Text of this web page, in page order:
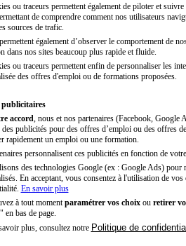
ou traceurs permettent également de piloter et
de comprendre comment nos utilisateurs
sources de trafic.
également d’observer le comportement de
dans nos sites beaucoup plus rapide et fluide.
ou traceurs permettent enfin de personnaliser les
des offres d'emploi ou de formations proposées.
publicitaires
accord , nous et nos partenaires (Facebook,
publicités pour des offres d’emploi ou des offres
rapidement un emploi ou une formation.
personnalisent ces publicités en fonction de
des technologies Google (ex : Google Ads) pour
En acceptant, vous consentez à l'utilisation de
En savoir plus
à tout moment paramétrer vos choixou retirer
" en bas de page.
plus, consultez notre Politique de